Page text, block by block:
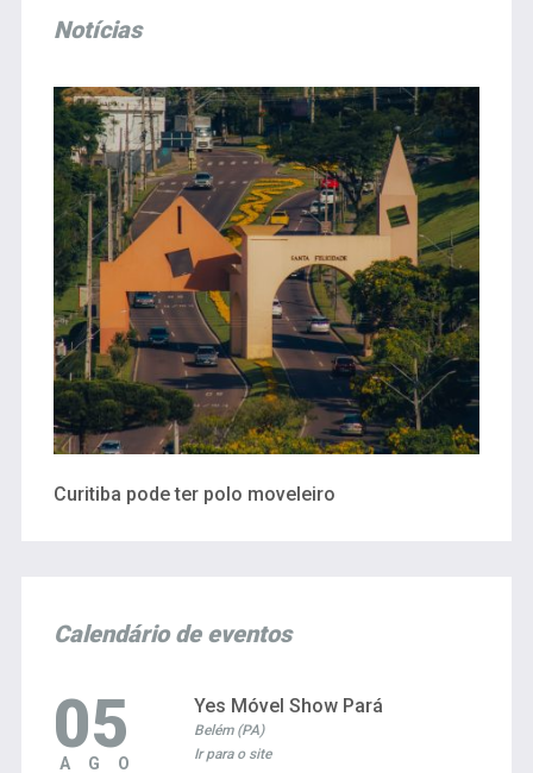
Notícias
Curitiba pode ter polo moveleiro
Calendário de eventos
05
AGO
Yes Móvel Show Pará
Belém (PA)
Ir para o site